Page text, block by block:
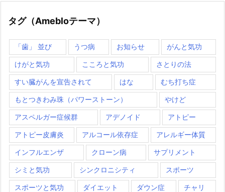
タグ（Amebloテーマ）
「歯」 並び うつ病 お知らせ がんと気功
けがと気功 こころと気功 さとりの法
すい臓がんを宣告されて はな むち打ち症
もとつきわみ珠（パワーストーン） やけど
アスペルガー症候群 アデノイド アトピー
アトピー皮膚炎 アルコール依存症 アレルギー体質
インフルエンザ クローン病 サプリメント
シミと気功 シンクロニシティ スポーツ
スポーツと気功 ダイエット ダウン症 チャリ